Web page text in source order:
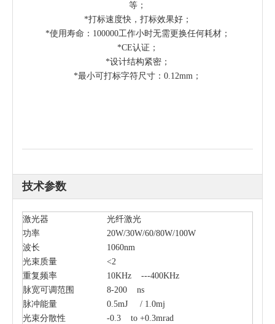
等；
*打标速度快，打标效果好；
*使用寿命：100000工作小时无需更换任何耗材；
*CE认证；
*设计结构紧密；
*最小可打标字符尺寸：0.12mm；
技术参数
激光器
光纤激光
功率
20W/30W/60/80W/100W
波长
1060nm
光束质量
<2
重复频率
10KHz ---400KHz
脉宽可调范围
8-200 ns
脉冲能量
0.5mJ / 1.0mj
光束分散性
-0.3 to +0.3mrad